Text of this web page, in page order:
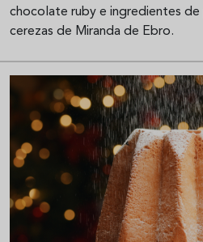
chocolate ruby e ingredientes
cerezas de Miranda de Ebro.